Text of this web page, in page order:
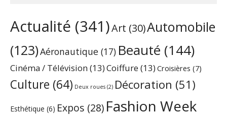
Actualité (341)Art (30)Automobile
(123)Aéronautique (17) Beauté (144)
Cinéma / Télévision(13)Coiffure(13) Croisières (7)
Culture (64) Deux roues (2) Décoration (51)
Esthétique (6) Expos (28) Fashion Week